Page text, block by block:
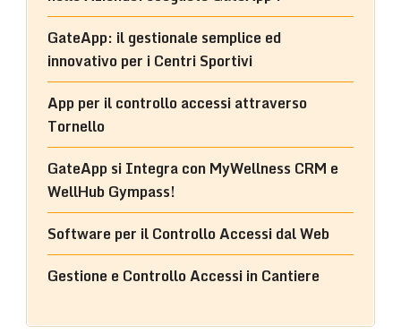
GateApp: il gestionale semplice ed
innovativo per i Centri Sportivi
App per il controllo accessi attraverso
Tornello
GateApp si Integra con MyWellness CRM e
WellHub Gympass!
Software per il Controllo Accessi dal Web
Gestione e Controllo Accessi in Cantiere